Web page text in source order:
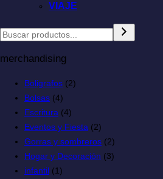
VIAJE
merchandising
Boligrafos (2)
Bolsas (4)
Escritura (4)
Eventos y Fiesta (2)
Gorras y sombreros (2)
Hogar y Decoración (3)
infantil (1)